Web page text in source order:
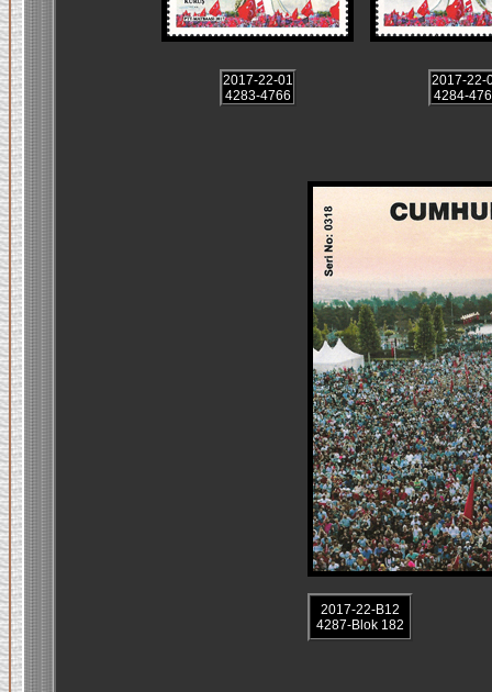
2017-22-01
4283-4766
2017-22-
4284-
2017-22-B12
4287-Blok 182